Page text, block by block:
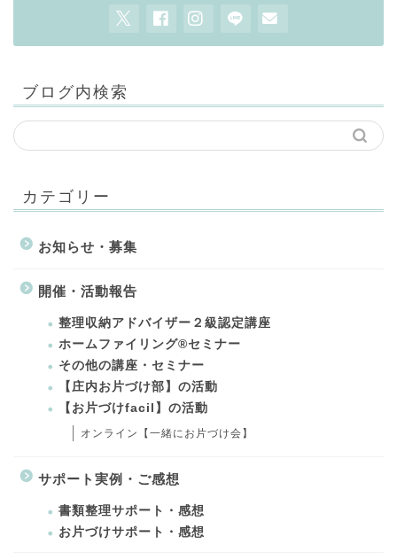
ブログ内検索
カテゴリー
お知らせ・募集
開催・活動報告
整理収納アドバイザー２級認定講座
ホームファイリング®セミナー
その他の講座・セミナー
【庄内お片づけ部】の活動
【お片づけfacil】の活動
オンライン【一緒にお片づけ会】
サポート実例・ご感想
書類整理サポート・感想
お片づけサポート・感想